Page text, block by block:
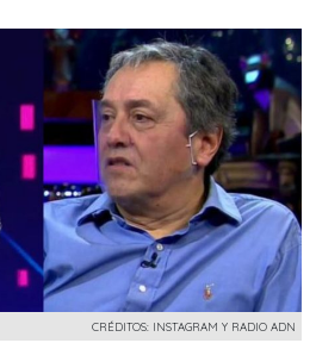
CRÉDITOS: INSTAGRAM Y RADIO ADN